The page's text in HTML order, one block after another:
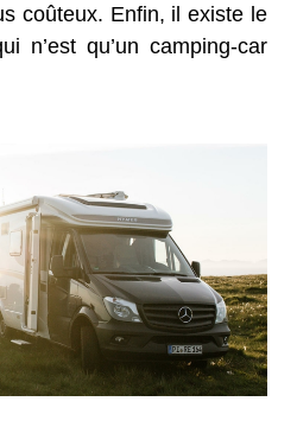
coûteux. Enfin, il existe le
n’est qu’un camping-car